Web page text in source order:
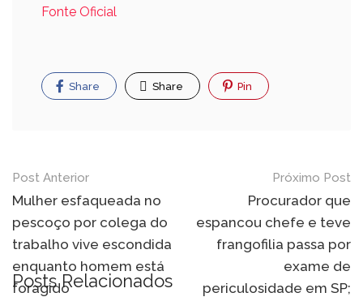
Fonte Oficial
Share Share Pin
Post Anterior
Mulher esfaqueada no
pescoço por colega do
trabalho vive escondida
enquanto homem está
foragido
Próximo Post
Procurador que
espancou chefe e teve
frangofilia passa por
exame de
periculosidade em SP;
Posts Relacionados